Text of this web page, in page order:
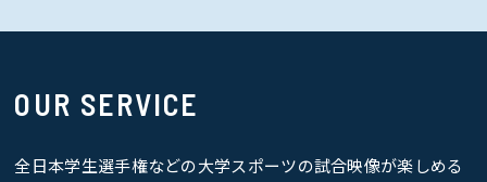
OUR SERVICE
全日本学生選手権などの大学スポーツの試合映像が楽しめる